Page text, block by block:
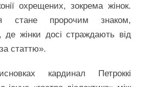
охрещених, зокрема жінок.
стане пророчим знаком,
де жінки досі страждають від
статтю».
кардинал Петроккі